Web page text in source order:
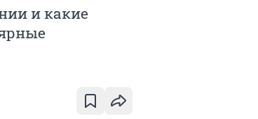
и какие